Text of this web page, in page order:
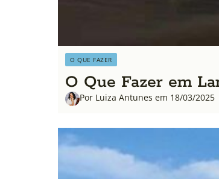
O QUE FAZER
O Que Fazer em
Por Luiza Antunes em 18/03/2025